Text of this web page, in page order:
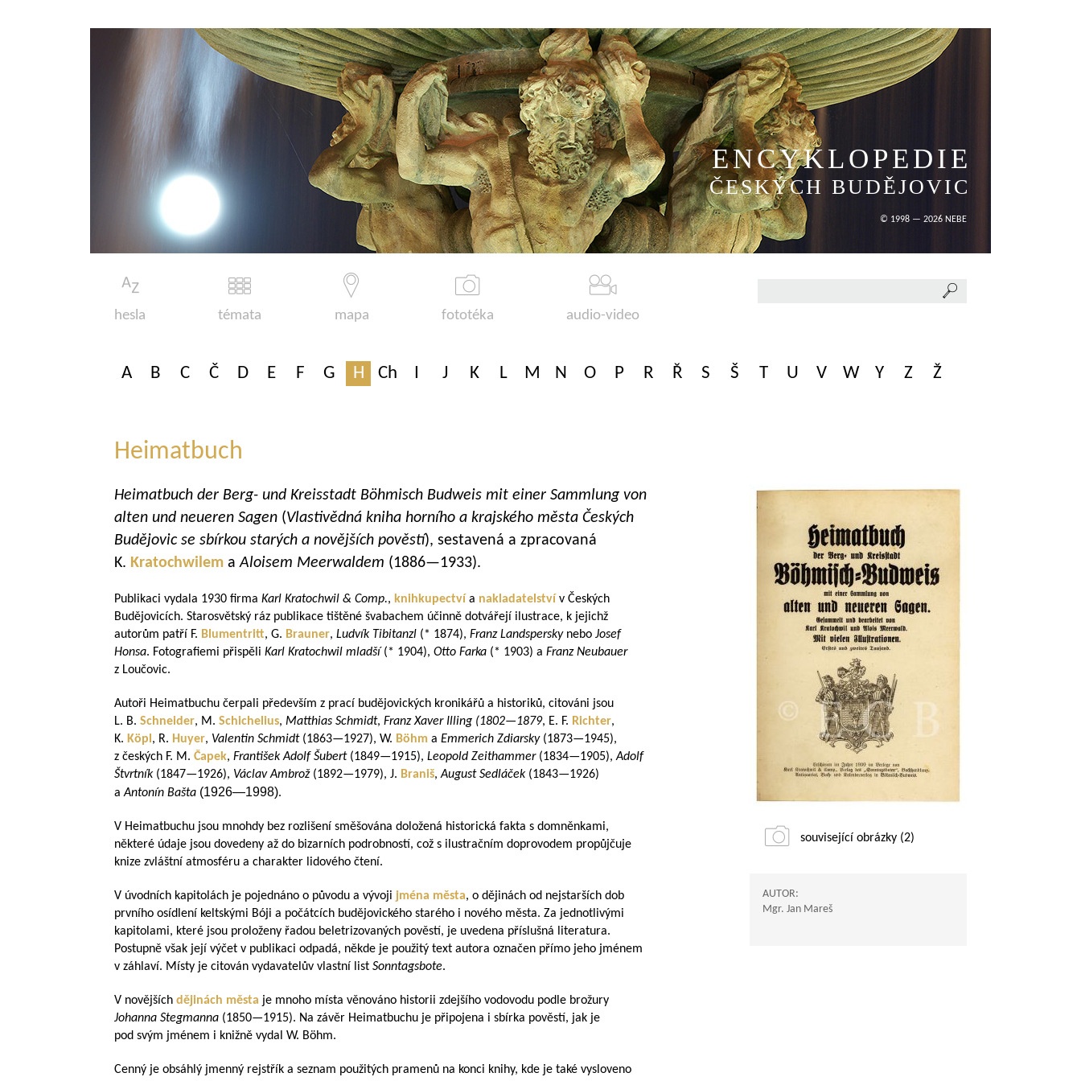
ENCYKLOPEDIE
ČESKÝCH BUDĚJOVIC
© 1998 — 2026 NEBE
hesla témata mapa fototéka audio-video
A B C Č D E F G H Ch I J K L M N O P R Ř S Š T U V W Y Z Ž
Heimatbuch
Heimatbuch der Berg- und Kreisstadt Böhmisch Budweis mit einer Sammlung von
alten und neueren Sagen (Vlastivědná kniha horního a krajského města Českých
Budějovic se sbírkou starých a novějších pověstí), sestavená a zpracovaná
K. Kratochwilem aAloisem Meerwaldem (1886—1933).
Publikaci vydala 1930 firma Karl Kratochwil & Comp., knihkupectví a nakladatelství v Českých
Budějovicích. Starosvětský ráz publikace tištěné švabachem účinně dotvářejí ilustrace, k jejichž
autorům patří F. Blumentritt, G. Brauner, Ludvík Tibitanzl (* 1874), Franz Landsperskynebo Josef
Honsa. Fotografiemi přispěli Karl Kratochwil mladší(* 1904), Otto Farka (* 1903) a Franz Neubauer
z Loučovic.
Autoři Heimatbuchu čerpali především z prací budějovických kronikářů a historiků, citováni jsou
L. B. Schneider, M. Schichelius, Matthias Schmidt, Franz Xaver Illing (1802—1879, E. F. Richter,
K. Köpl , R. Huyer, Valentin Schmidt(1863—1927), W. Böhm a Emmerich Zdiarsky(1873—1945),
z českých F. M. Čapek, František Adolf Šubert(1849—1915), Leopold Zeithammer(1834—1905),Adolf
Štvrtník(1847—1926), Václav Ambrož(1892—1979), J. Braniš,August Sedláček(1843—1926)
aAntonín Bašta (1926—1998).
V Heimatbuchu jsou mnohdy bez rozlišení směšována doložená historická fakta s domněnkami,
některé údaje jsou dovedeny až do bizarních podrobností, což s ilustračním doprovodem propůjčuje
knize zvláštní atmosféru a charakter lidového čtení.
V úvodních kapitolách je pojednáno o původu a vývoji jména města, o dějinách od nejstarších dob
prvního osídlení keltskými Bóji a počátcích budějovického starého i nového města. Za jednotlivými
kapitolami, které jsou proloženy řadou beletrizovaných pověstí, je uvedena příslušná literatura.
Postupně však její výčet v publikaci odpadá, někde je použitý text autora označen přímo jeho jménem
v záhlaví. Místy je citován vydavatelův vlastní list Sonntagsbote.
V novějších dějinách města je mnoho místa věnováno historii zdejšího vodovodu podle brožury
Johanna Stegmanna (1850—1915). Na závěr Heimatbuchu je připojena i sbírka pověstí, jak je
pod svým jménem i knižně vydal W. Böhm.
Cenný je obsáhlý jmenný rejstřík a seznam použitých pramenů na konci knihy, kde je také vysloveno
související obrázky (2)
AUTOR:
Mgr. Jan Mareš